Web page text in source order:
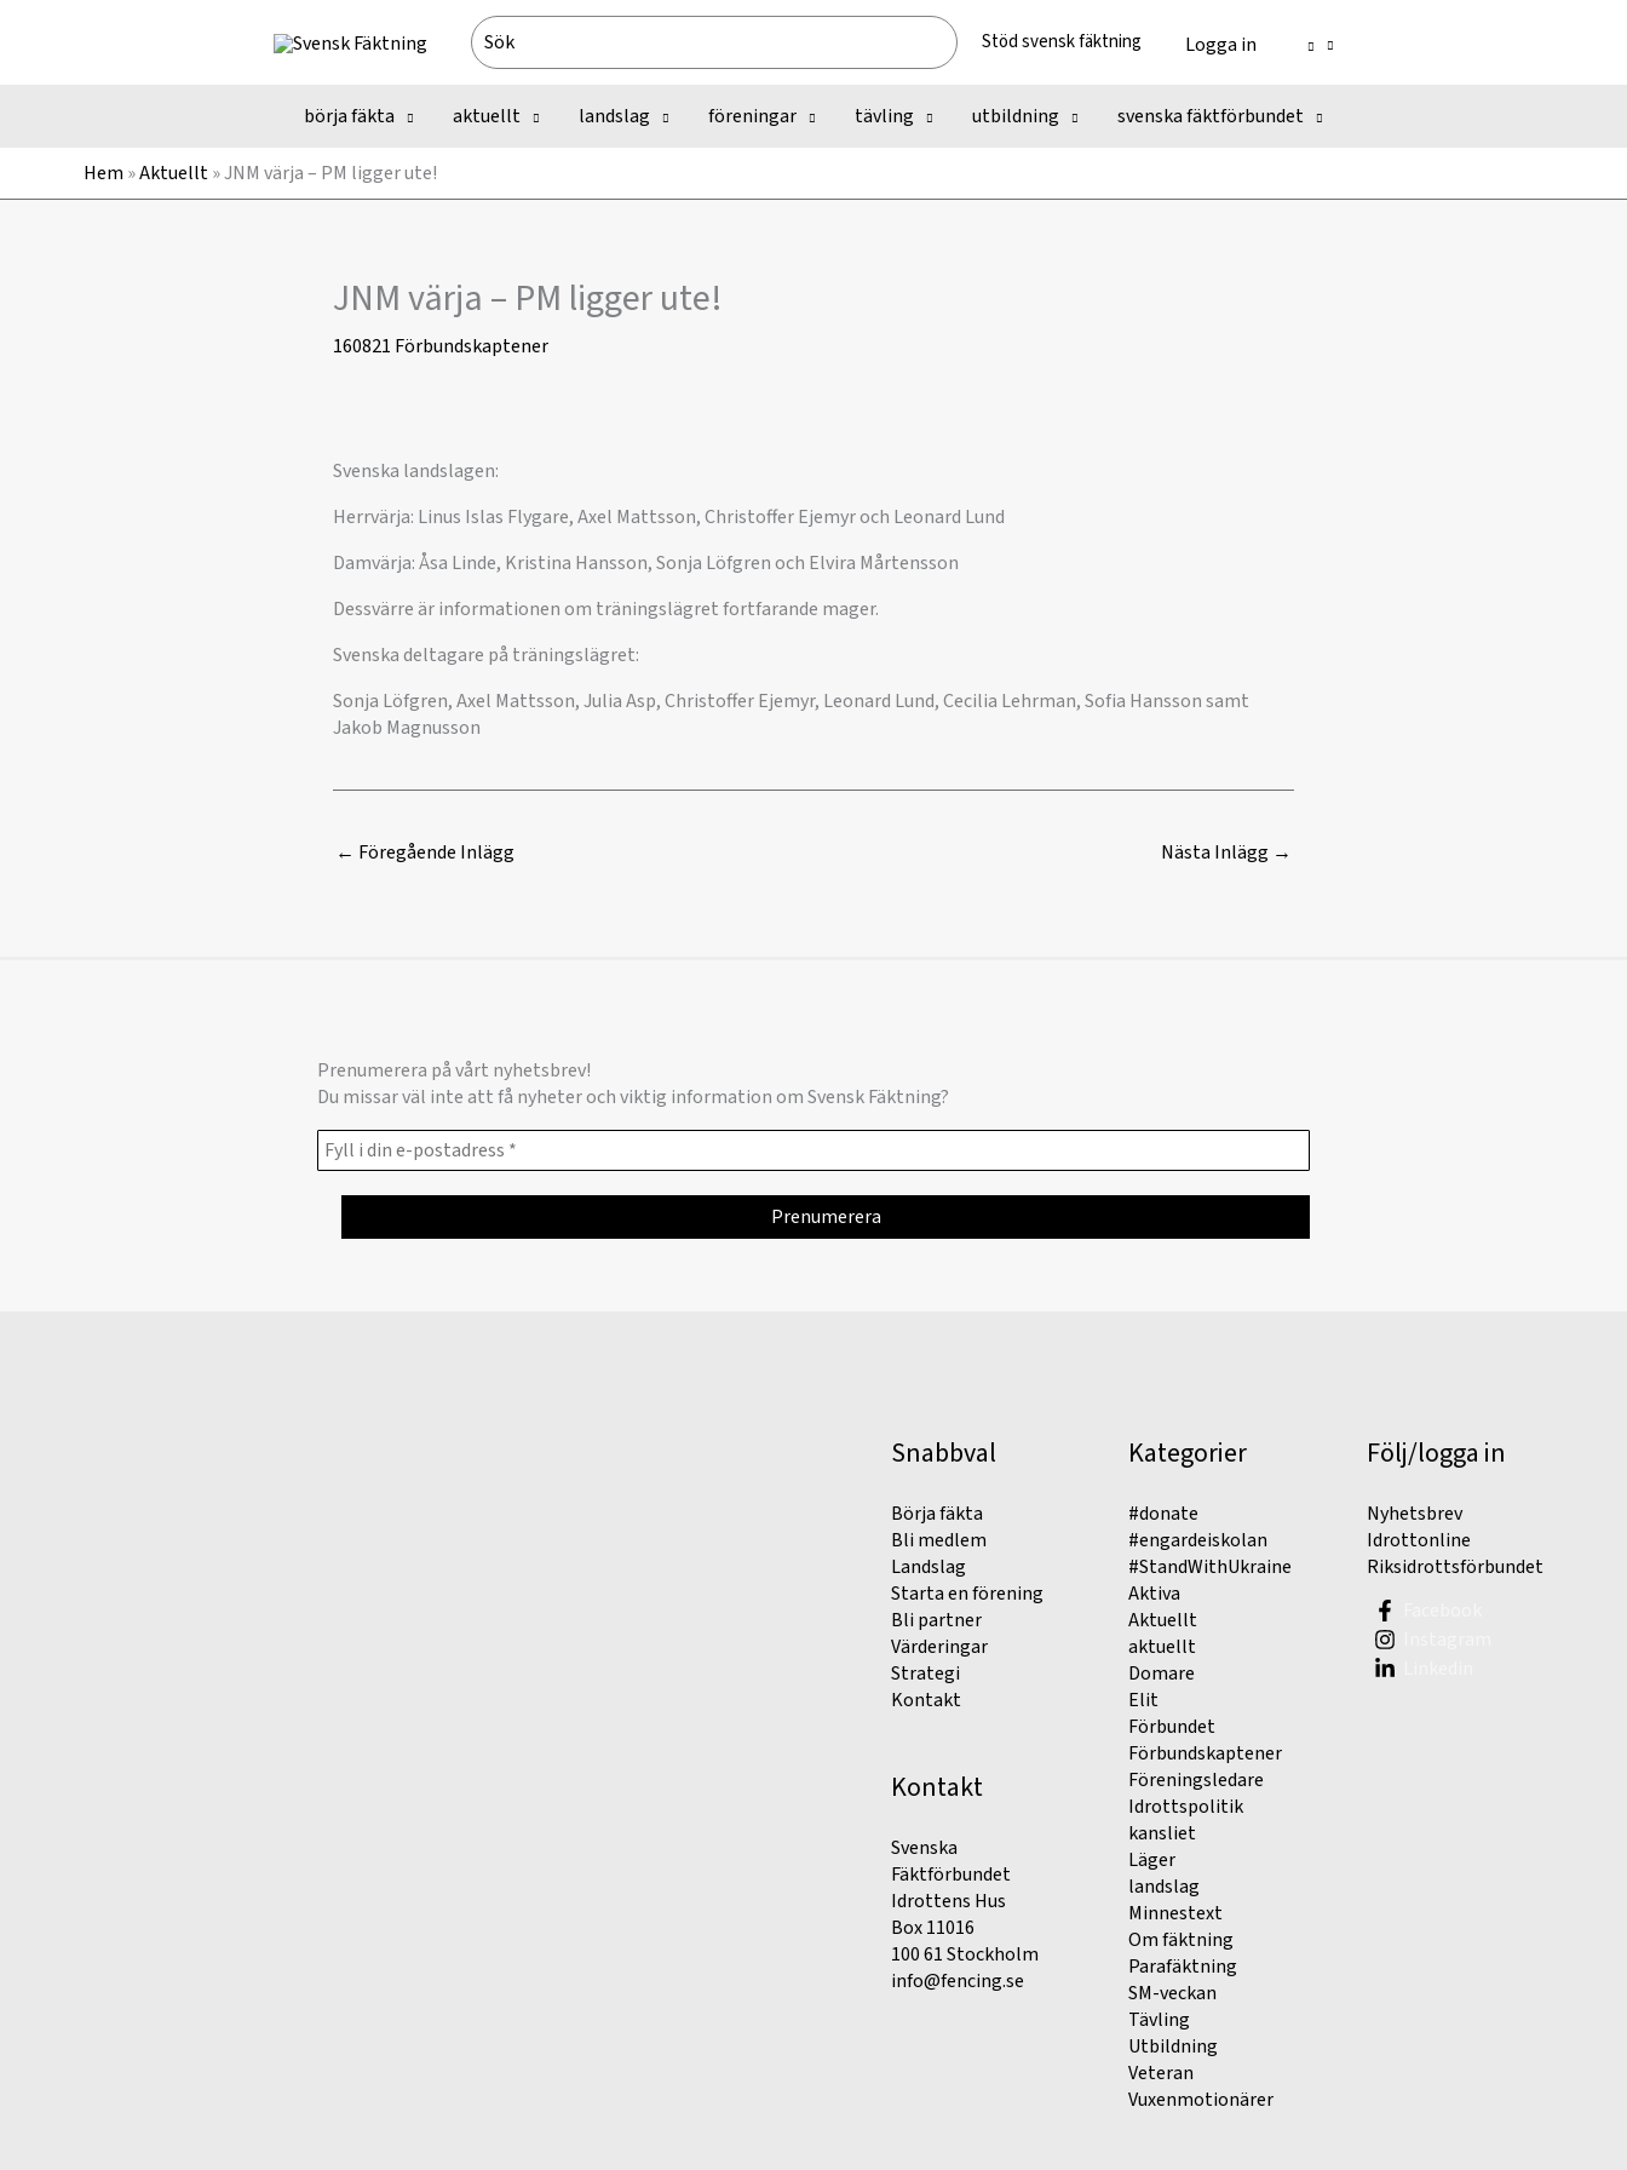
Search
for:
Stöd svensk fäktning Logga in
börja fäkta aktuellt landslag föreningar tävling utbildning svenska fäktförbundet
Hem »Aktuellt»JNM värja – PM ligger ute!
JNM värja – PM ligger ute!
160821 Förbundskaptener
Svenska landslagen:
Herrvärja: Linus Islas Flygare, Axel Mattsson, Christoffer Ejemyr och Leonard Lund
Damvärja: Åsa Linde, Kristina Hansson, Sonja Löfgren och Elvira Mårtensson
Dessvärre är informationen om träningslägret fortfarande mager.
Svenska deltagare på träningslägret:
Sonja Löfgren, Axel Mattsson, Julia Asp, Christoffer Ejemyr, Leonard Lund, Cecilia Lehrman, Sofia Hansson samt
Jakob Magnusson
← Föregående Inlägg Nästa Inlägg →
Prenumerera på vårt nyhetsbrev!
Du missar väl inte att få nyheter och viktig information om Svensk Fäktning?
Snabbval
Börja fäkta
Bli medlem
Landslag
Starta en förening
Bli partner
Värderingar
Strategi
Kontakt
Kontakt
Svenska
Fäktförbundet
Idrottens Hus
Box 11016
100 61 Stockholm
info@fencing.se
Kategorier
#donate
#engardeiskolan
#StandWithUkraine
Aktiva
Aktuellt
aktuellt
Domare
Elit
Förbundet
Förbundskaptener
Föreningsledare
Idrottspolitik
kansliet
Läger
landslag
Minnestext
Om fäktning
Parafäktning
SM-veckan
Tävling
Utbildning
Veteran
Vuxenmotionärer
Följ/logga in
Nyhetsbrev
Idrottonline
Riksidrottsförbundet